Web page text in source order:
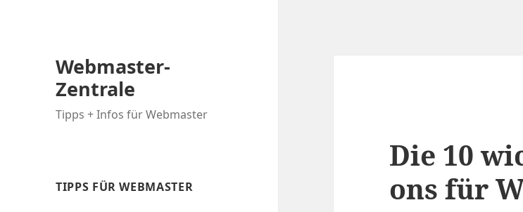
Webmaster-
Zentrale
Tipps + Infos für Webmaster
TIPPS FÜR WEBMASTER
Die 10
ons für